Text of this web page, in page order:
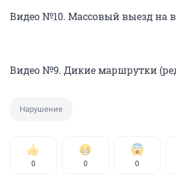
Видео №10. Массовый выезд на
Видео №9. Дикие маршрутки
Нарушение
0 0 0